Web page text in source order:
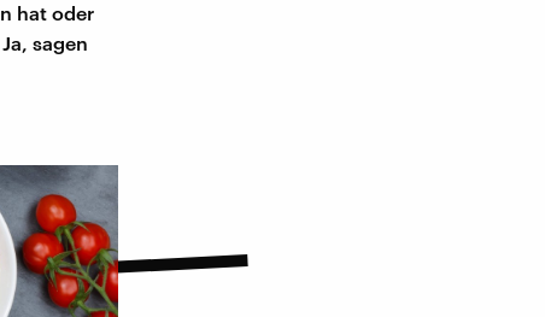
hat oder
sagen